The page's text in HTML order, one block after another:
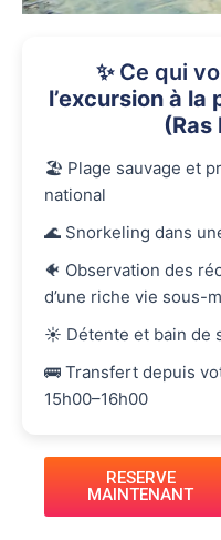
✨ Ce qui
l’excursion à la
(Ras
🏖️ Plage sauvage et
national
🌊 Snorkeling dans
🐠 Observation des
d’une riche vie sous-
☀️ Détente et bain de
🚌 Transfert depuis
15h00–16h00
RESERVE
MAINTENANT